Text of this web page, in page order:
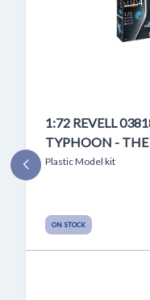
1:72 REVELL
TYPHOON -
Plastic Model kit
ON STOCK